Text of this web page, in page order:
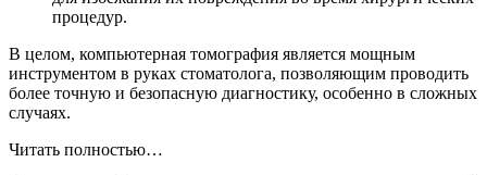
процедур.
В целом, компьютерная томография является мощным
инструментом в руках стоматолога, позволяющим проводить
более точную и безопасную диагностику, особенно в сложных
случаях.
Читать полностью…